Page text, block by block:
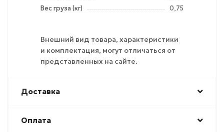
Вес груза (кг)
0,75
Внешний вид товара, характеристики
и комплектация, могут отличаться от
представленных на сайте.
Доставка
Оплата